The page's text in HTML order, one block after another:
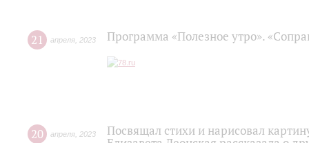
21 апреля 2023 Программа «Полезное утро».
20 апреля 2023
Посвящал стихи и нарисовал